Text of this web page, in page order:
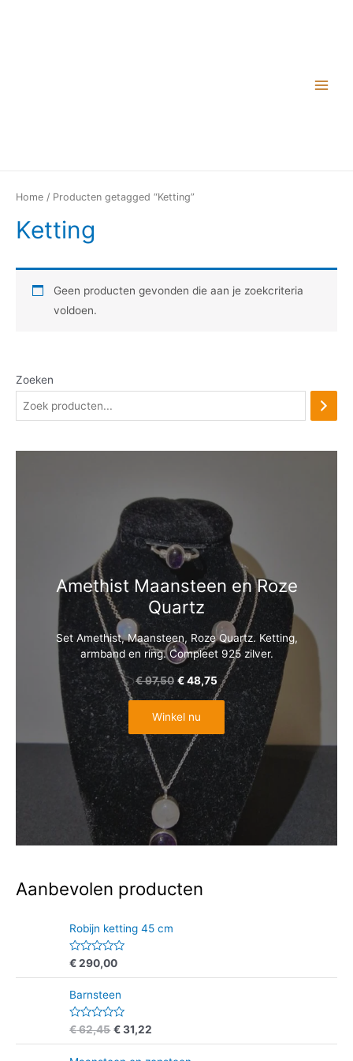
Home / Producten getagged “Ketting”
Ketting
Geen producten gevonden die aan je zoekcriteria
voldoen.
Zoeken
Amethist Maansteen en Roze
Quartz
Set Amethist, Maansteen, Roze Quartz. Ketting,
armband en ring. Compleet 925 zilver.
€97,50 €48,75
Winkel nu
Aanbevolen producten
Robijn ketting 45 cm
W
a
r
d
e
i
n
€290,00
Barnsteen
W
r
€62,45 €31,22